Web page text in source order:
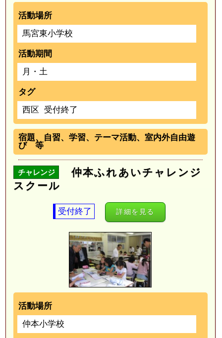
活動場所
馬宮東小学校
活動期間
月・土
タグ
西区
受付終了
宿題、自習、学習、テーマ活動、室内外自由遊
び 等
チャレンジ
仲本ふれあいチャレンジ
スクール
受付終了 詳細を見る
活動場所
仲本小学校